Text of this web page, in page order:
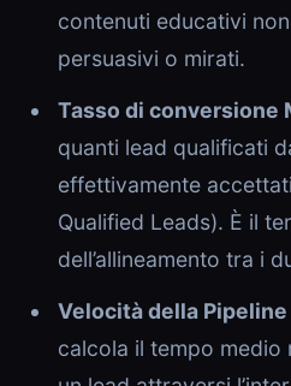
contenuti educativi
persuasivi o mirati.
Tasso di conversione
quanti lead qualificati
effettivamente
Qualified Leads). È il
dell’allineamento tra i
Velocità della
calcola il tempo medio